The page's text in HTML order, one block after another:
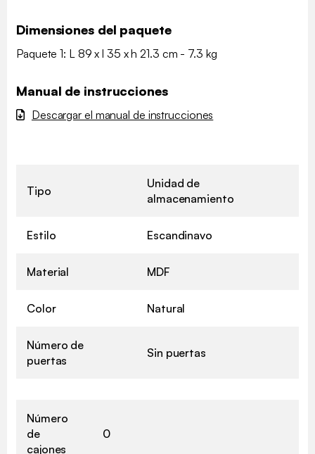
Dimensiones del paquete
Paquete 1: L 89 x l 35 x h 21.3 cm - 7.3 kg
Manual de instrucciones
Descargar el manual de instrucciones
Tipo
Unidad de
almacenamiento
Estilo Escandinavo
Material MDF
Color Natural
Número de
puertas
Sin puertas
Número
de
cajones
0